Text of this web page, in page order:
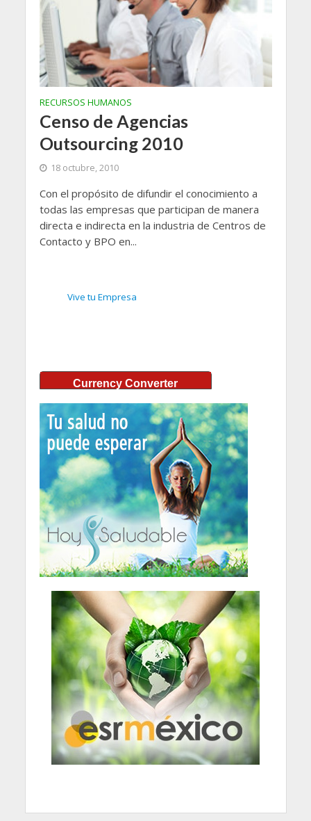
RECURSOS HUMANOS
Censo de Agencias
Outsourcing 2010
18 octubre, 2010
Con el propósito de difundir el conocimiento a
todas las empresas que participan de manera
directa e indirecta en la industria de Centros de
Contacto y BPO en...
Vive tu Empresa
Currency Converter